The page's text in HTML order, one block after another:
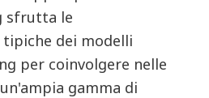
sfrutta le
dei modelli
per coinvolgere nelle
gamma di